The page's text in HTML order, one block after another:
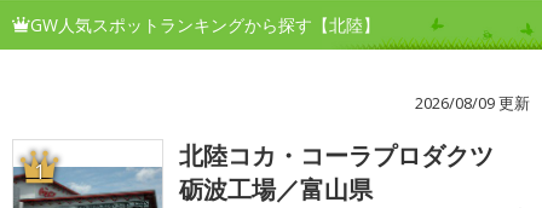
GW人気スポットランキングから探す【北陸】
2026/08/09 更新
1
北陸コカ・コーラプロダクツ
砺波工場／富山県